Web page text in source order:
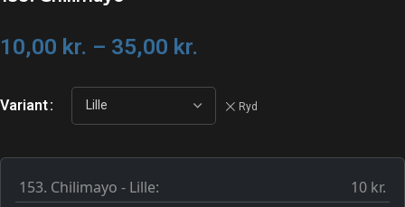
10,00 kr. – 35,00 kr.
Variant Ryd